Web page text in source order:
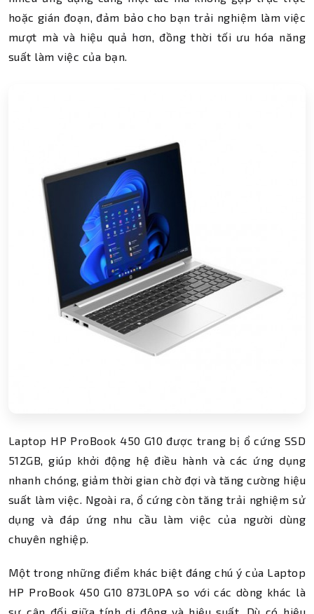
hoặc gián đoạn, đảm bảo cho bạn trải nghiệm làm việc
mượt mà và hiệu quả hơn, đồng thời tối ưu hóa năng
suất làm việc của bạn.
Laptop HP ProBook 450 G10 được trang bị ổ cứng SSD
512GB, giúp khởi động hệ điều hành và các ứng dụng
nhanh chóng, giảm thời gian chờ đợi và tăng cường hiệu
suất làm việc. Ngoài ra, ổ cứng còn tăng trải nghiệm sử
dụng và đáp ứng nhu cầu làm việc của người dùng
chuyên nghiệp.
Một trong những điểm khác biệt đáng chú ý của Laptop
HP ProBook 450 G10 873L0PA so với các dòng khác là